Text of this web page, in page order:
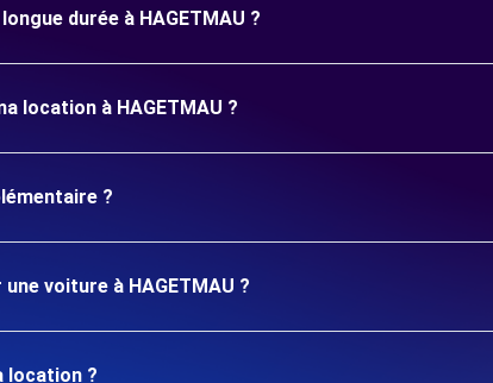
durée à HAGETMAU ?
location à HAGETMAU ?
?
voiture à HAGETMAU ?
location ?